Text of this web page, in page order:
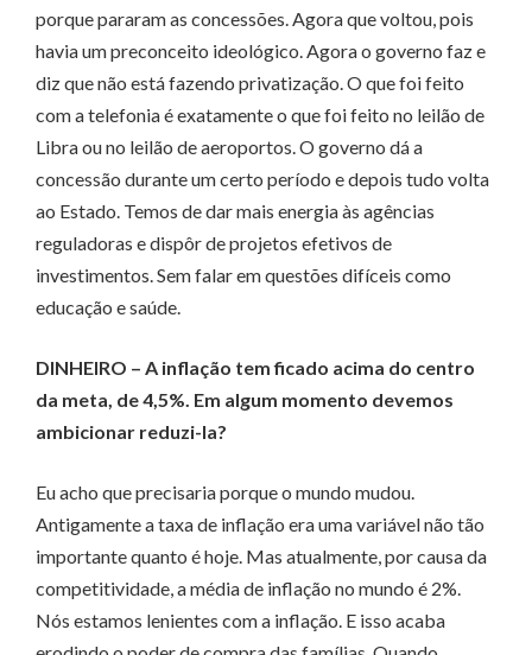
porque pararam as concessões. Agora que voltou, pois
havia um preconceito ideológico. Agora o governo faz e
diz que não está fazendo privatização. O que foi feito
com a telefonia é exatamente o que foi feito no leilão de
Libra ou no leilão de aeroportos. O governo dá a
concessão durante um certo período e depois tudo volta
ao Estado. Temos de dar mais energia às agências
reguladoras e dispôr de projetos efetivos de
investimentos. Sem falar em questões difíceis como
educação e saúde.
DINHEIRO – A inflação tem ficado acima do centro
da meta, de 4,5%. Em algum momento devemos
ambi­cionar reduzi-la?
Eu acho que precisaria porque o mundo mudou.
Antigamente a taxa de inflação era uma variável não tão
importante quanto é hoje. Mas atualmente, por causa da
competitividade, a média de inflação no mundo é 2%.
Nós estamos lenientes com a inflação. E isso acaba